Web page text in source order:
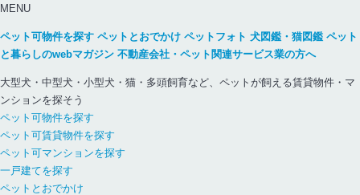
MENU
ペット可物件を探す ペットとおでかけ ペットフォト 犬図鑑・猫図鑑 ペット
と暮らしのwebマガジン 不動産会社・ペット関連サービス業の方へ
大型犬・中型犬・小型犬・猫・多頭飼育など、ペットが飼える賃貸物件・マ
ンションを探そう
ペット可物件を探す
ペット可賃貸物件を探す
ペット可マンションを探す
一戸建てを探す
ペットとおでかけ